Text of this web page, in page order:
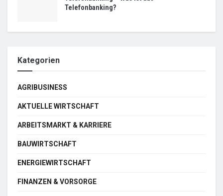
Telefonbanking?
Kategorien
AGRIBUSINESS
AKTUELLE WIRTSCHAFT
ARBEITSMARKT & KARRIERE
BAUWIRTSCHAFT
ENERGIEWIRTSCHAFT
FINANZEN & VORSORGE